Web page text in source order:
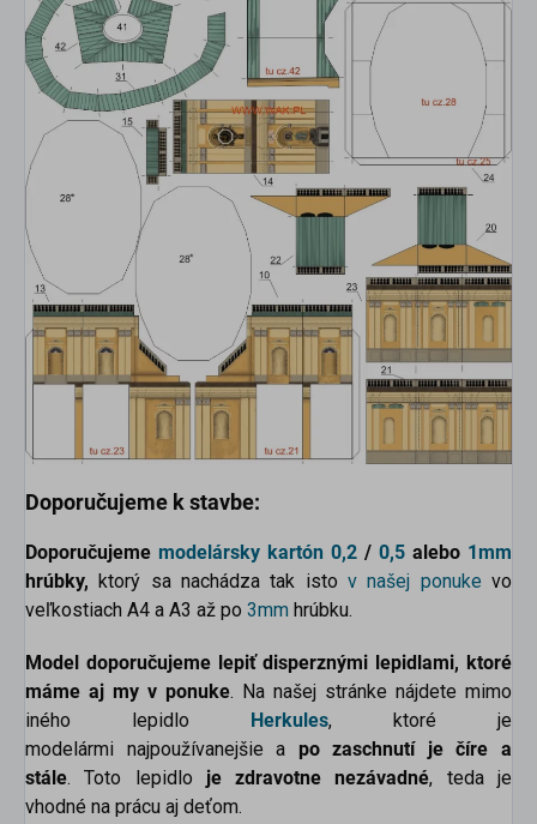
Doporučujeme k stavbe:
Doporučujeme modelársky kartón 0,2 / 0,5 alebo 1mm
hrúbky,ktorý sa nachádza tak istov našej ponuke vo
veľkostiach A4 a A3 až po 3mm hrúbku.
Model doporučujeme lepiť disperznými lepidlami, ktoré
máme aj my v ponuke. Na našej stránke nájdete mimo
iného lepidlo Herkules, ktoré je
modelármi najpoužívanejšie a po zaschnutí je číre a
stále. Toto lepidlo je zdravotne nezávadné, teda je
vhodné na prácu aj deťom.